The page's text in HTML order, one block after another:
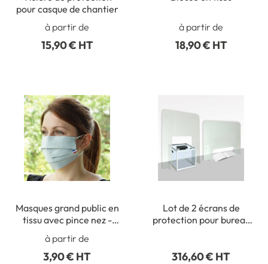
pour casque de chantier
à partir de
15,90 € HT
à partir de
18,90 € HT
Masques grand public en
tissu avec pince nez -
Catégorie UNS2 - 30
lavages - DESTOCKAGE
à partir de
3,90 € HT
Lot de 2 écrans de
protection pour bureau
316,60 € HT